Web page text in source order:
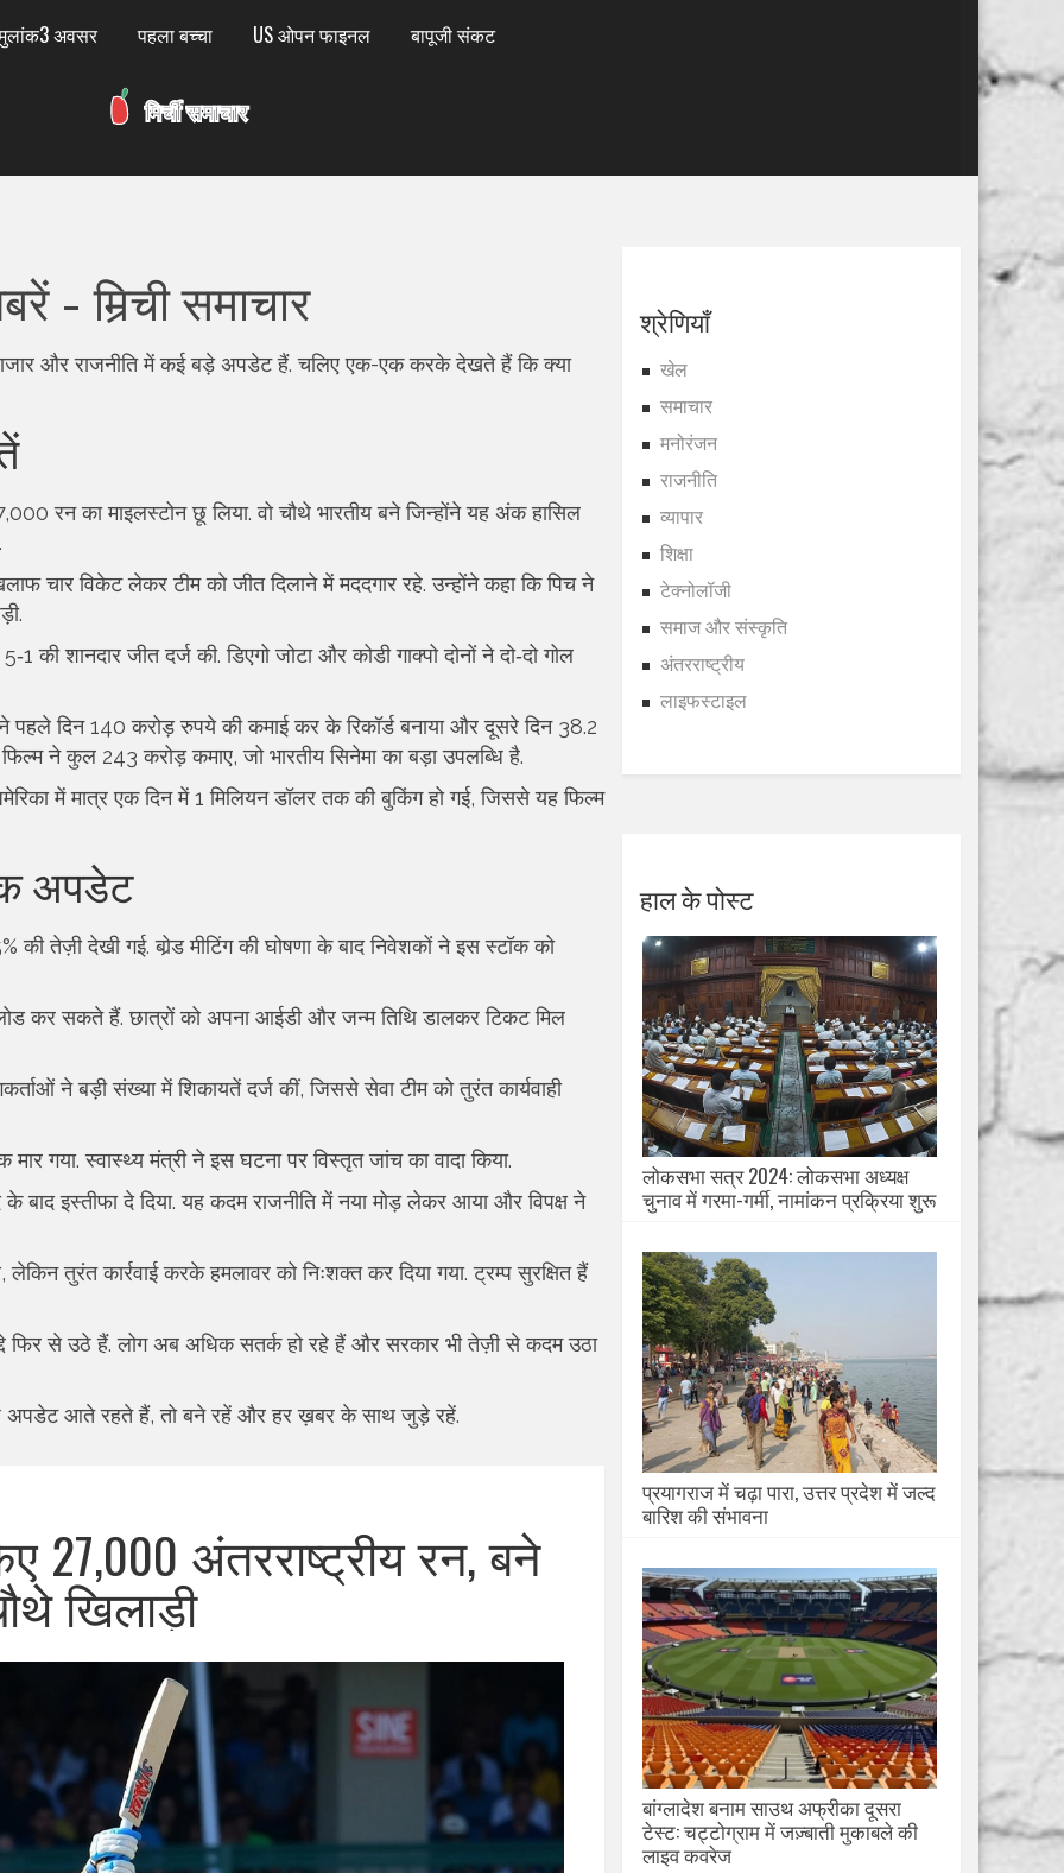
अवसर पहला बच्चा US ओपन फाइनल बापूजी संकट
- मिर्‍ची समाचार
और राजनीति में कई बड़े अपडेट हैं. चलिए एक-एक करके देखते हैं कि क्या
रन का माइलस्टोन छू लिया. वो चौथे भारतीय बने जिन्होंने यह अंक हासिल
चार विकेट लेकर टीम को जीत दिलाने में मददगार रहे. उन्होंने कहा कि पिच ने
शानदार जीत दर्ज की. डिएगो जोटा और कोडी गाक्पो दोनों ने दो‑दो गोल
पहले दिन 140 करोड़ रुपये की कमाई कर के रिकॉर्ड बनाया और दूसरे दिन 38.2
ने कुल 243 करोड़ कमाए, जो भारतीय सिनेमा का बड़ा उपलब्धि है.
में मात्र एक दिन में 1 मिलियन डॉलर तक की बुकिंग हो गई, जिससे यह फिल्म
अपडेट
की तेज़ी देखी गई. बोर्‍ड मीटिंग की घोषणा के बाद निवेशकों ने इस स्टॉक को
कर सकते हैं. छात्रों को अपना आईडी और जन्म तिथि डालकर टिकट मिल
ने बड़ी संख्या में शिकायतें दर्ज कीं, जिससे सेवा टीम को तुरंत कार्यवाही
गया. स्वास्थ्य मंत्री ने इस घटना पर विस्तृत जांच का वादा किया.
बाद इस्तीफा दे दिया. यह कदम राजनीति में नया मोड़ लेकर आया और विपक्ष ने
तुरंत कार्रवाई करके हमलावर को निःशक्त कर दिया गया. ट्रम्प सुरक्षित हैं
फिर से उठे हैं. लोग अब अधिक सतर्क हो रहे हैं और सरकार भी तेज़ी से कदम उठा
अपडेट आते रहते हैं, तो बने रहें और हर ख़बर के साथ जुड़े रहें.
27,000 अंतरराष्ट्रीय रन, बने
खिलाड़ी
श्रेणियाँ
खेल
समाचार
मनोरंजन
राजनीति
व्यापार
शिक्षा
टेक्नोलॉजी
समाज और संस्कृति
अंतरराष्ट्रीय
लाइफस्टाइल
हाल के पोस्ट
लोकसभा सत्र 2024: लोकसभा अध्यक्ष
चुनाव में गरमा-गर्मी, नामांकन प्रक्रिया शुरू
प्रयागराज में चढ़ा पारा, उत्तर प्रदेश में जल्द
बारिश की संभावना
बांग्लादेश बनाम साउथ अफ्रीका दूसरा
टेस्ट: चट्टोग्राम में जज़्बाती मुकाबले की
लाइव कवरेज